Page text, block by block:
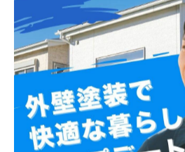
行、申請後のフォローアップま
る会社は安心感があります。
実際に補助金申請の経験が豊富
を防ぎ、スムーズな助成金受給に
合わせ時に過去の補助金申請実
的に尋ねることが、失敗しない
す。